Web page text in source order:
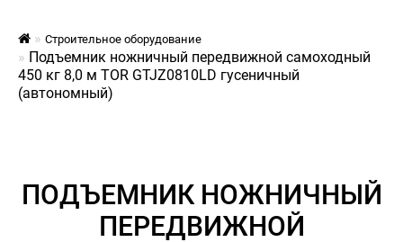
Строительное оборудование
Подъемник ножничный передвижной самоходный
450 кг 8,0 м TOR GTJZ0810LD гусеничный
(автономный)
ПОДЪЕМНИК НОЖНИЧНЫЙ
ПЕРЕДВИЖНОЙ